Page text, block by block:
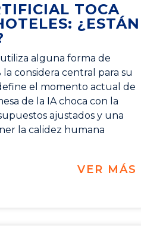
TOCA
¿ESTÁN
utiliza alguna forma de
considera central para su
el momento actual de
de la IA choca con la
ajustados y una
la calidez humana
VER MÁS